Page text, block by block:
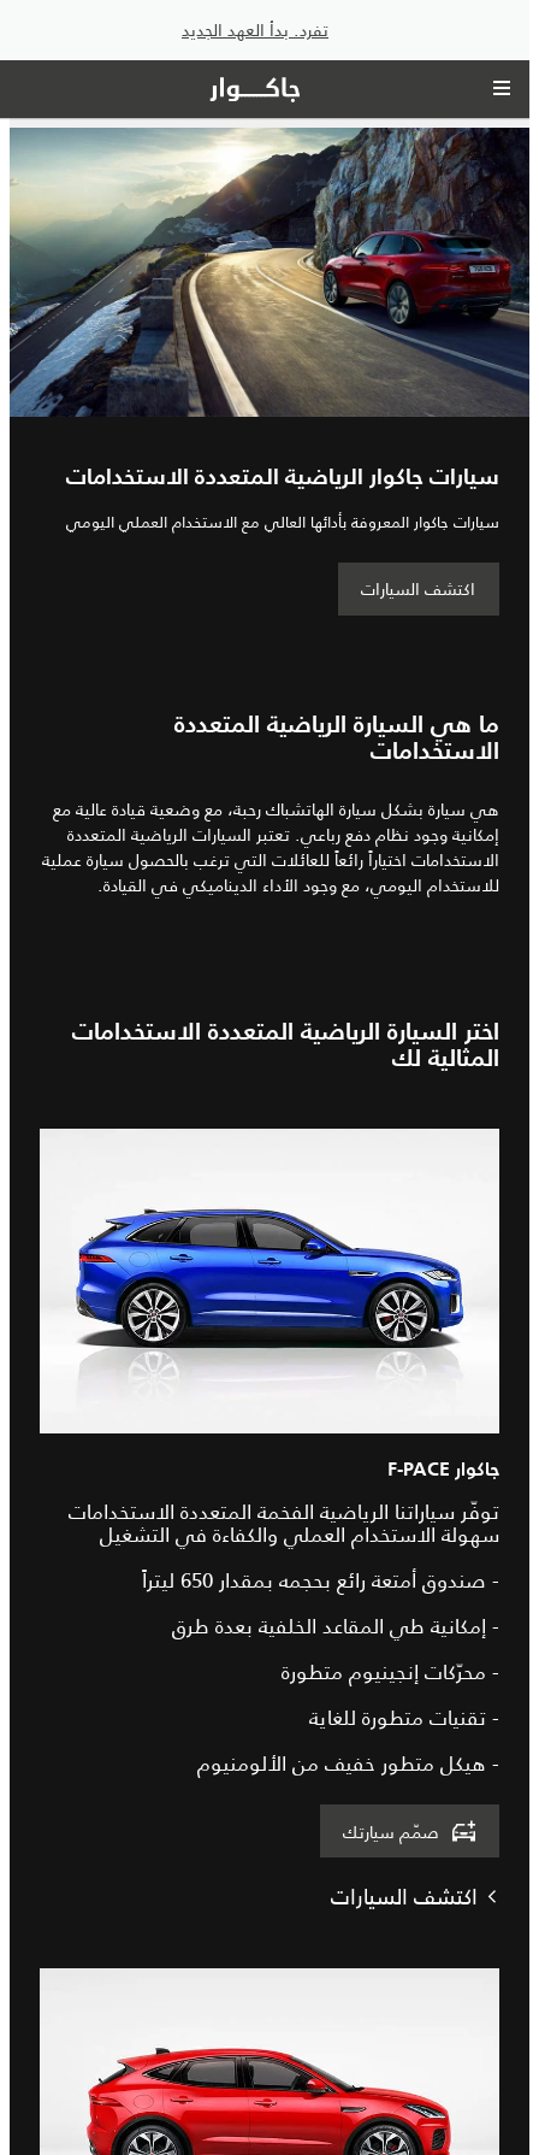
تفرد. بدأ العهد الجديد
سيارات جاكوار الرياضية المتعددة الاستخدامات
سيارات جاكوار المعروفة بأدائها العالي مع الاستخدام العملي اليومي
اكتشف السيارات
ما هي السيارة الرياضية المتعددة
الاستخدامات
هي سيارة بشكل سيارة الهاتشباك رحبة، مع وضعية قيادة عالية مع
إمكانية وجود نظام دفع رباعي. تعتبر السيارات الرياضية المتعددة
الاستخدامات اختياراً رائعاً للعائلات التي ترغب بالحصول سيارة عملية
للاستخدام اليومي، مع وجود الأداء الديناميكي في القيادة.
اختر السيارة الرياضية المتعددة الاستخدامات
المثالية لك
جاكوار F-PACE
توفّر سياراتنا الرياضية الفخمة المتعددة الاستخدامات
سهولة الاستخدام العملي والكفاءة في التشغيل
- صندوق أمتعة رائع بحجمه بمقدار 650 ليتراً
- إمكانية طي المقاعد الخلفية بعدة طرق
- محرّكات إنجينيوم متطورة
- تقنيات متطورة للغاية
- هيكل متطور خفيف من الألومنيوم
صمّم سيارتك
اكتشف السيارات